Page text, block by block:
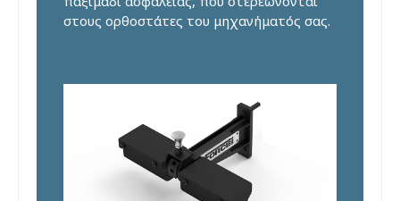
στους ορθοστάτες του μηχανήματός σας.